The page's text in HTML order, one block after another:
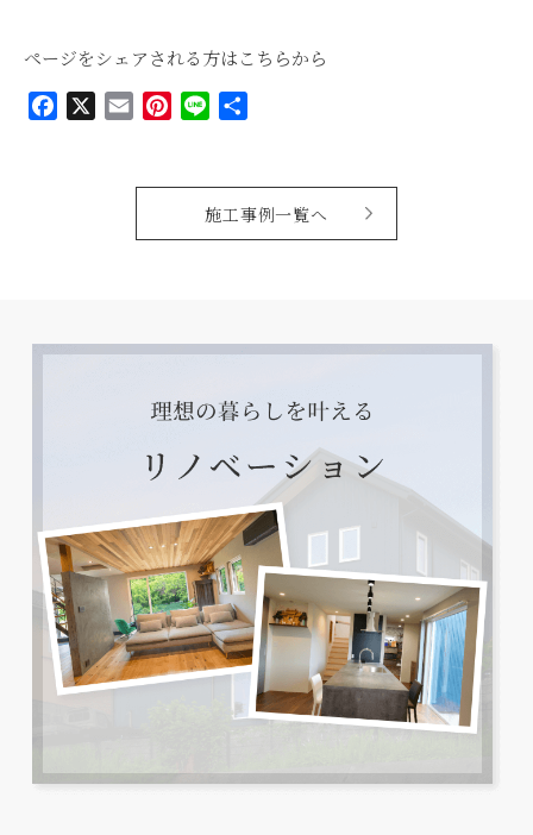
ページをシェアされる方はこちらから
Facebook EmailPinterest
Line
施工事例一覧へ